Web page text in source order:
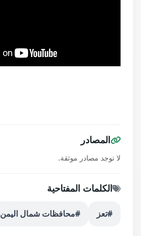
المصادر
لا توجد مصادر موثقة.
الكلمات المفتاحية
#تعز #محافظات شمال اليمن